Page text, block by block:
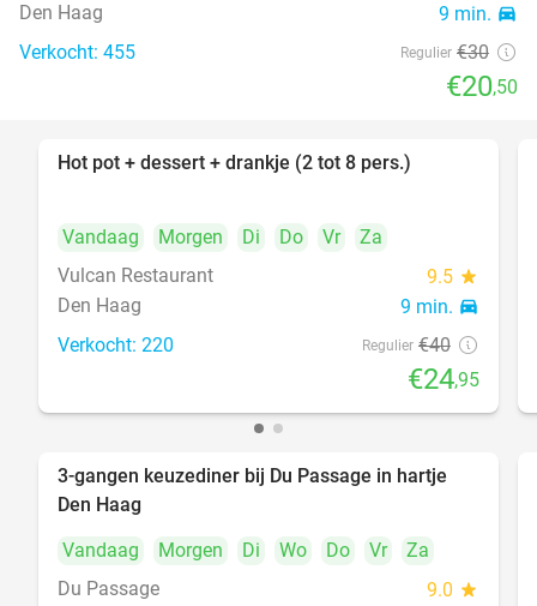
Den Haag 9 min. directions_car
Verkocht: 455 Regulier €30
€20,50
Hot pot + dessert + drankje (2 tot 8 pers.)
Vandaag Morgen Di Do Vr
Za
Vulcan Restaurant
9.5 star
Den Haag 9 min. directions_car
Verkocht: 220 Regulier €40
€24,95
47%
3-gangen keuzediner bij Du Passage in hartje
Den Haag
Vandaag
Morgen Di Wo Do Vr
Za
Du Passage
9.0 star